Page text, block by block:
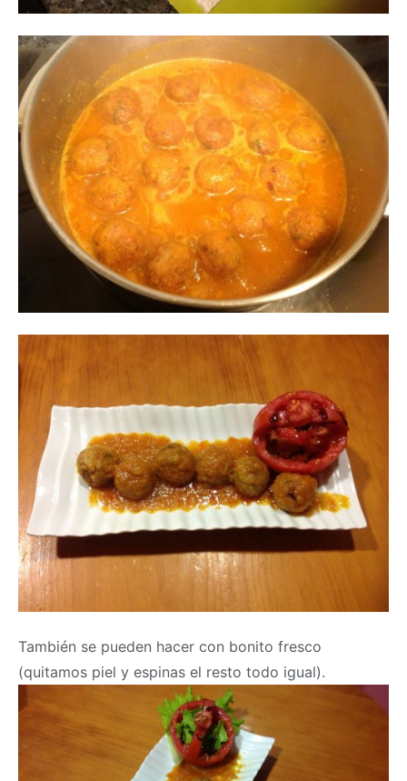
También se pueden hacer con bonito fresco
(quitamos piel y espinas el resto todo igual).